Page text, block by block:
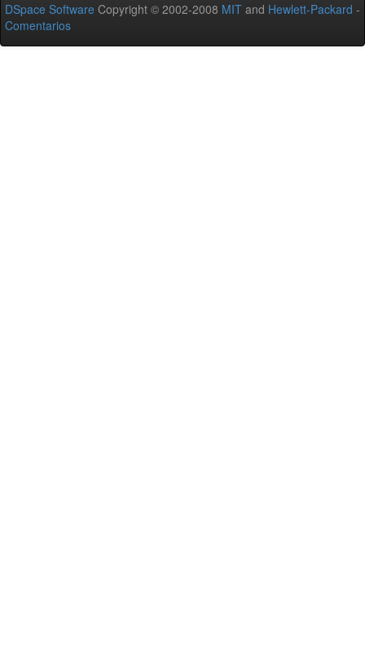
DSpace Software Copyright © 2002-2008 MIT and Hewlett-Packard -
Comentarios